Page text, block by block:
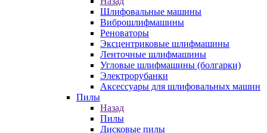
Шлифовальные машины
Виброшлифмашины
Реноваторы
Эксцентриковые шлифмашины
Ленточные шлифмашины
Угловые шлифмашины (болгарки)
Электрорубанки
Аксессуары для шлифовальных машин
Пилы
Назад
Пилы
Дисковые пилы